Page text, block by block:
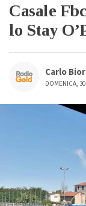
Casale
lo Stay
Carlo
DOMENICA,